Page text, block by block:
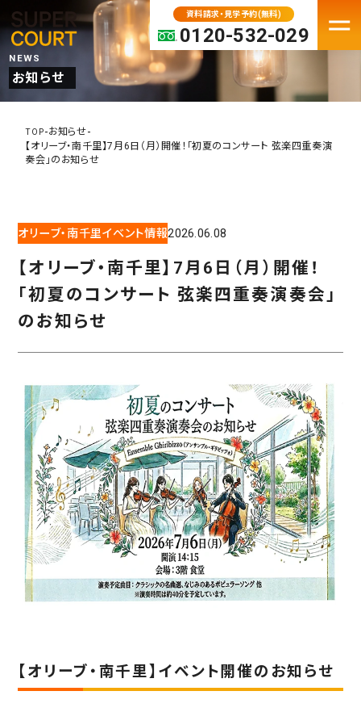
資料請求・見学予約(無料)
0120-532-029
京都の老人ホーム・介護施設
兵庫の老人ホーム・介護施設
奈良の老人ホーム・介護施設
入居検討中の方へ
お客様の声
見学レポート
よくある質問
不動産・相続のサポート（外部サ
ービス）
FEATURE
スーパー・コートの特徴
ホスピタリティ
安心の医療体制
天然温泉
おいしい食事・水・空気
NEWS
お知らせ
TOP-お知らせ-
【オリーブ・南千里】7月6日（月）開催！「初夏のコンサート 弦楽四重奏演
奏会」のお知らせ
オリーブ・南千里イベント情報2026.06.08
【オリーブ・南千里】7月6日（月）開催！
「初夏のコンサート 弦楽四重奏演奏会」
のお知らせ
【オリーブ・南千里】イベント開催のお知らせ